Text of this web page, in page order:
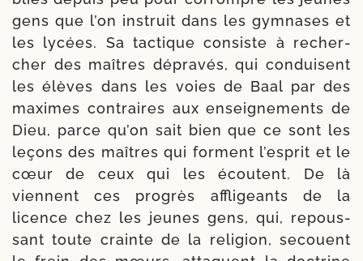
gens que l’on ins­truit dans les gym­nases et
les lycées. Sa tac­tique consiste à recher­
cher des maîtres dépra­vés, qui conduisent
les élèves dans les voies de Baal par des
maximes contraires aux ensei­gne­ments de
Dieu, parce qu’on sait bien que ce sont les
leçons des maîtres qui forment l’es­prit et le
cœur de ceux qui les écoutent. De là
viennent ces pro­grès affli­geants de la
licence chez les jeunes gens, qui, repous­
sant toute crainte de la reli­gion, secouent